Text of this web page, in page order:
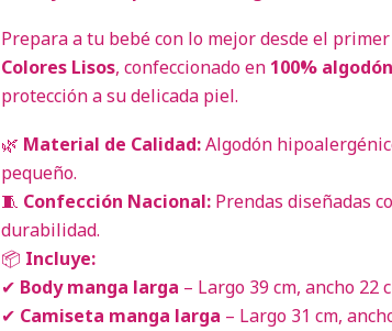
Prepara a tu bebé con lo mejor desde el
Colores Lisos, confeccionado en 100% algodón
protección a su delicada piel.
🌿 Material de Calidad:Algodón
pequeño.
🧵 Confección Nacional: Prendas diseñadas
durabilidad.
📦 Incluye:
✔ Body manga larga – Largo 39 cm, ancho 22
✔ Camiseta manga larga – Largo 31 cm,